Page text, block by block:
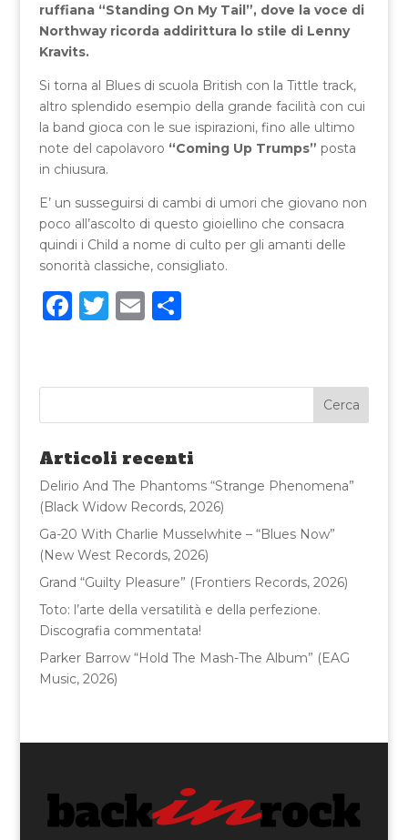
ruffiana “Standing On My Tail”, dove la voce di
Northway ricorda addirittura lo stile di Lenny
Kravits.
Si torna al Blues di scuola British con la Tittle track,
altro splendido esempio della grande facilità con cui
la band gioca con le sue ispirazioni, fino alle ultimo
note del capolavoro “Coming Up Trumps” posta
in chiusura.
E’ un susseguirsi di cambi di umori che giovano non
poco all’ascolto di questo gioiellino che consacra
quindi i Child a nome di culto per gli amanti delle
sonorità classiche, consigliato.
F
e
b
o
o
k
T
te
r
E
l
C
di
vi
di
Articoli recenti
Delirio And The Phantoms “Strange Phenomena”
(Black Widow Records, 2026)
Ga-20 With Charlie Musselwhite – “Blues Now”
(New West Records, 2026)
Grand “Guilty Pleasure” (Frontiers Records, 2026)
Toto: l’arte della versatilità e della perfezione.
Discografia commentata!
Parker Barrow “Hold The Mash-The Album” (EAG
Music, 2026)